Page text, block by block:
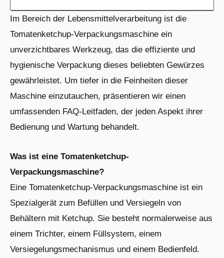
Im Bereich der Lebensmittelverarbeitung ist die
Tomatenketchup-Verpackungsmaschine ein
unverzichtbares Werkzeug, das die effiziente und
hygienische Verpackung dieses beliebten Gewürzes
gewährleistet. Um tiefer in die Feinheiten dieser
Maschine einzutauchen, präsentieren wir einen
umfassenden FAQ-Leitfaden, der jeden Aspekt ihrer
Bedienung und Wartung behandelt.
Was ist eine Tomatenketchup-
Verpackungsmaschine?
Eine Tomatenketchup-Verpackungsmaschine ist ein
Spezialgerät zum Befüllen und Versiegeln von
Behältern mit Ketchup. Sie besteht normalerweise aus
einem Trichter, einem Füllsystem, einem
Versiegelungsmechanismus und einem Bedienfeld.